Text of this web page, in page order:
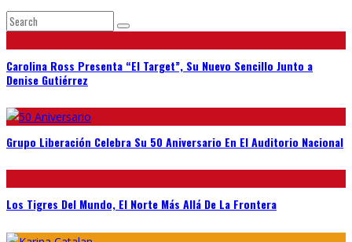
Carolina Ross Presenta “El Target”, Su Nuevo Sencillo Junto a
Denise Gutiérrez
Grupo Liberación Celebra Su 50 Aniversario En El Auditorio Nacional
Los Tigres Del Mundo, El Norte Más Allá De La Frontera